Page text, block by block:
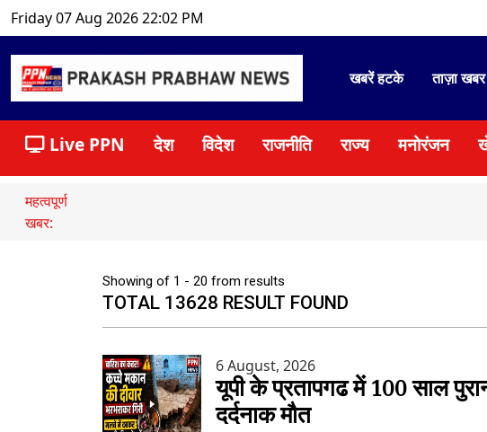
Friday 07 Aug 2026 22:02 PM
खबरें हटके ताज़ा खबर
Live PPN देश विदेश राजनीति राज्य मनोरंजन
महत्वपूर्ण
खबर:
Showing of 1 - 20 from results
TOTAL 13628 RESULT FOUND
6 August, 2026
यूपी के प्रतापगढ में 100 साल
दर्दनाक मौत